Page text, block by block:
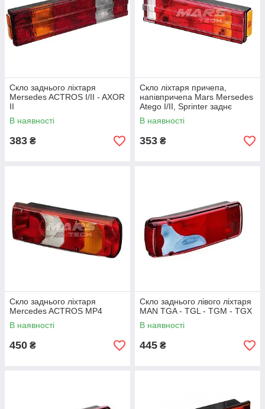
Скло заднього ліхтаря
Mersedes ACTROS I/II - AXOR
II
В наявності
383 ₴
Скло ліхтаря причепа,
напівпричепа Mars Mersedes
Atego I/II, Sprinter заднє
В наявності
353 ₴
Скло заднього ліхтаря
Mercedes ACTROS MP4
В наявності
450 ₴
Скло заднього лівого ліхтаря
MAN TGA - TGL - TGM - TGX
В наявності
445 ₴